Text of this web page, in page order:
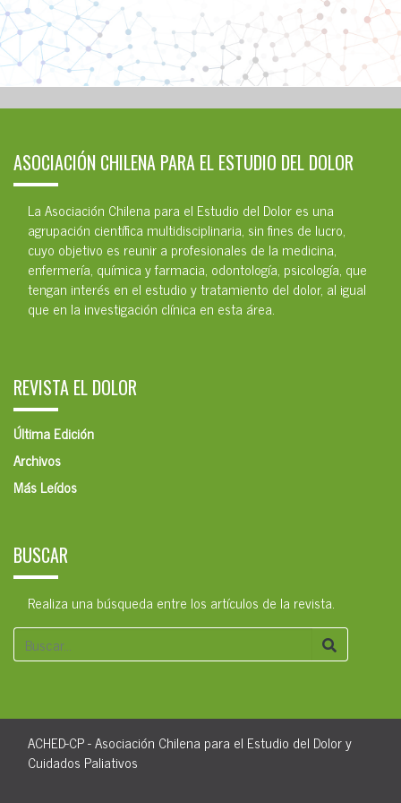
ASOCIACIÓN CHILENA PARA EL ESTUDIO DEL DOLOR
La Asociación Chilena para el Estudio del Dolor es una
agrupación científica multidisciplinaria, sin fines de lucro,
cuyo objetivo es reunir a profesionales de la medicina,
enfermería, química y farmacia, odontología, psicología, que
tengan interés en el estudio y tratamiento del dolor, al igual
que en la investigación clínica en esta área.
REVISTA EL DOLOR
Última Edición
Archivos
Más Leídos
BUSCAR
Realiza una búsqueda entre los artículos de la revista.
ACHED-CP - Asociación Chilena para el Estudio del Dolor y
Cuidados Paliativos